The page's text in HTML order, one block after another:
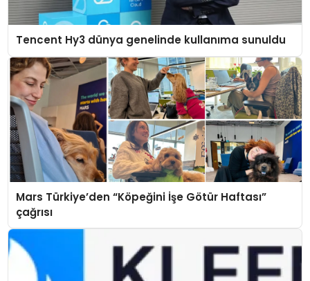
Tencent Hy3 dünya genelinde kullanıma sunuldu
Mars Türkiye’den “Köpeğini İşe Götür Haftası”
çağrısı